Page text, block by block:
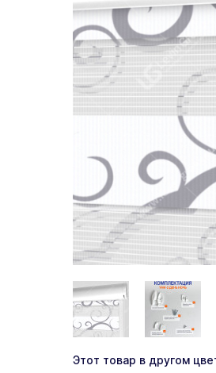
Этот товар в другом